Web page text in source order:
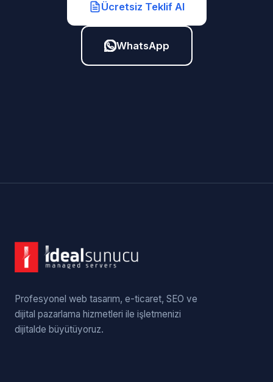
Ücretsiz Teklif Al
WhatsApp
Profesyonel web tasarım, e-ticaret, SEO ve
dijital pazarlama hizmetleri ile işletmenizi
dijitalde büyütüyoruz.